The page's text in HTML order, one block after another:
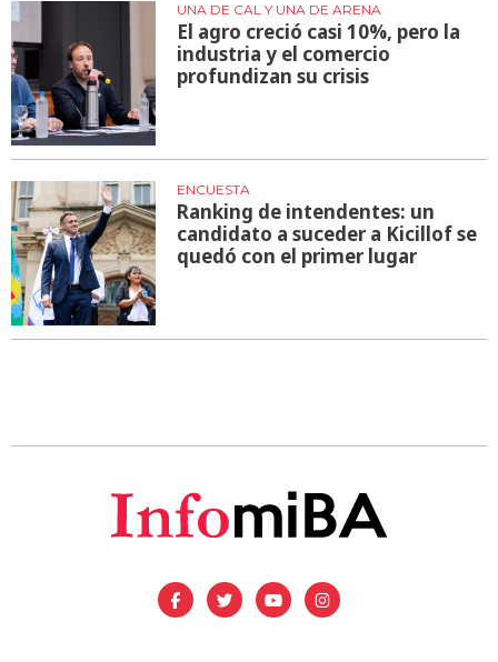
UNA DE CAL Y UNA DE ARENA
El agro creció casi 10%, pero la
industria y el comercio
profundizan su crisis
ENCUESTA
Ranking de intendentes: un
candidato a suceder a Kicillof se
quedó con el primer lugar